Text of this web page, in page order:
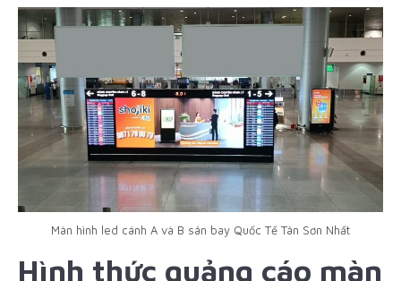
Màn hình led cánh A và B sân bay Quốc Tế Tân Sơn Nhất
Hình thức quảng cáo màn